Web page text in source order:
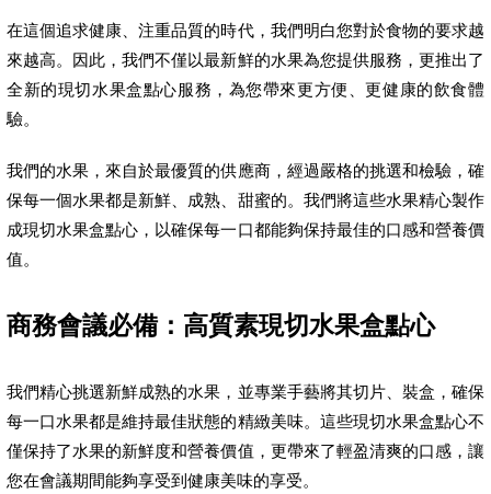
在這個追求健康、注重品質的時代，我們明白您對於食物的要求越
來越高。因此，我們不僅以最新鮮的水果為您提供服務，更推出了
全新的現切水果盒點心服務，為您帶來更方便、更健康的飲食體
驗。
我們的水果，來自於最優質的供應商，經過嚴格的挑選和檢驗，確
保每一個水果都是新鮮、成熟、甜蜜的。我們將這些水果精心製作
成現切水果盒點心，以確保每一口都能夠保持最佳的口感和營養價
值。
商務會議必備：高質素現切水果盒點心
我們精心挑選新鮮成熟的水果，並專業手藝將其切片、裝盒，確保
每一口水果都是維持最佳狀態的精緻美味。這些現切水果盒點心不
僅保持了水果的新鮮度和營養價值，更帶來了輕盈清爽的口感，讓
您在會議期間能夠享受到健康美味的享受。